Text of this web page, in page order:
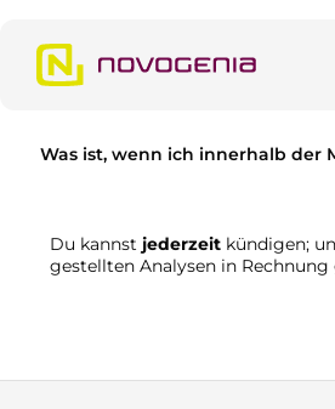
Was ist, wenn ich innerhalb der
Du kannst jederzeit kündigen;
gestellten Analysen in